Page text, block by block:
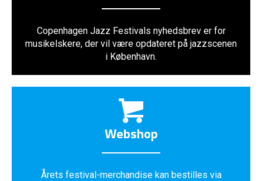
Copenhagen Jazz Festivals nyhedsbrev er for
musikelskere, der vil være opdateret på jazzscenen
i København.
Webshop
Årets festival-merchandise kan bestilles via